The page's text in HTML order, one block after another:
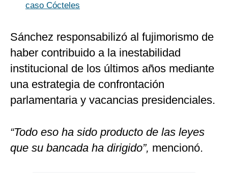
caso Cócteles
Sánchez responsabilizó al fujimorismo de
haber contribuido a la inestabilidad
institucional de los últimos años mediante
una estrategia de confrontación
parlamentaria y vacancias presidenciales.
“Todo eso ha sido producto de las leyes
que su bancada ha dirigido”, mencionó.